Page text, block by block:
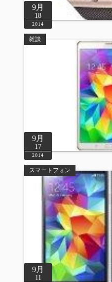
9月
18
2014
雑談
9月
17
2014
スマートフォン
9月
11